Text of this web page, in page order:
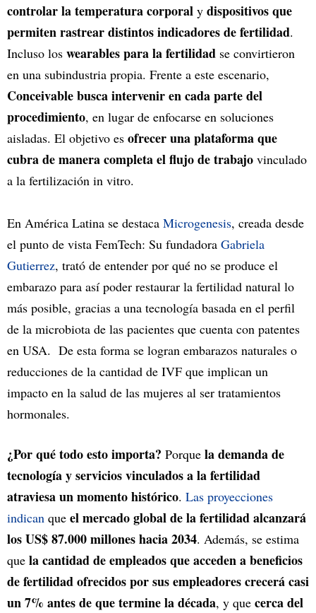
controlar la temperatura corporal y dispositivos que
permiten rastrear distintos indicadores de fertilidad.
Incluso los wearables para la fertilidad se convirtieron
en una subindustria propia. Frente a este escenario,
Conceivable busca intervenir en cada parte del
procedimiento, en lugar de enfocarse en soluciones
aisladas. El objetivo es ofrecer una plataforma que
cubra de manera completa el flujo de trabajo vinculado
a la fertilización in vitro.
En América Latina se destaca Microgenesis, creada desde
el punto de vista FemTech: Su fundadora Gabriela
Gutierrez, trató de entender por qué no se produce el
embarazo para así poder restaurar la fertilidad natural lo
más posible, gracias a una tecnología basada en el perfil
de la microbiota de las pacientes que cuenta con patentes
en USA. De esta forma se logran embarazos naturales o
reducciones de la cantidad de IVF que implican un
impacto en la salud de las mujeres al ser tratamientos
hormonales.
¿Por qué todo esto importa? Porque la demanda de
tecnología y servicios vinculados a la fertilidad
atraviesa un momento histórico. Las proyecciones
indican que el mercado global de la fertilidad alcanzará
los US$ 87.000 millones hacia 2034. Además, se estima
que la cantidad de empleados que acceden a beneficios
de fertilidad ofrecidos por sus empleadores crecerá casi
un 7% antes de que termine la década, y que cerca del